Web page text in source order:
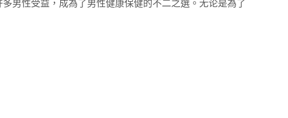
男性受益，成為了男性健康保健的不二之選。无论是為了